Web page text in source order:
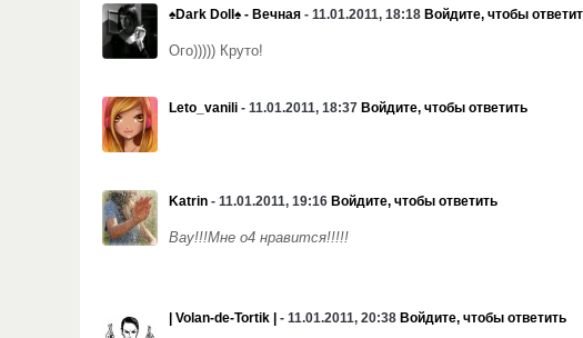
♠Dark Doll♠ - Вечная - 11.01.2011, 18:18 Войдите, чтобы
Ого))))) Круто!
Leto_vanili - 11.01.2011, 18:37 Войдите, чтобы ответить
Katrin - 11.01.2011, 19:16 Войдите, чтобы ответить
Вау!!!Мне о4 нравится!!!!!
| Volan-de-Tortik | - 11.01.2011, 20:38 Войдите, чтобы ответить